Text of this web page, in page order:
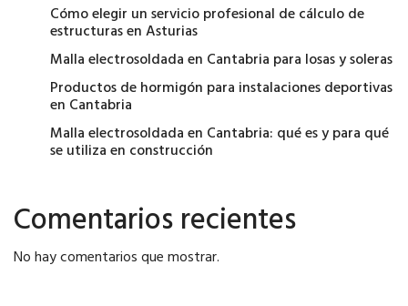
Cómo elegir un servicio profesional de cálculo de
estructuras en Asturias
Malla electrosoldada en Cantabria para losas y soleras
Productos de hormigón para instalaciones deportivas
en Cantabria
Malla electrosoldada en Cantabria: qué es y para qué
se utiliza en construcción
Comentarios recientes
No hay comentarios que mostrar.